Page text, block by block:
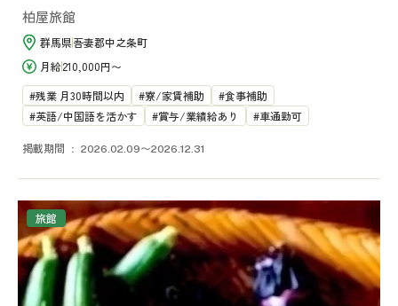
柏屋旅館
群馬県吾妻郡中之条町
月給210,000円〜
残業 月30時間以内
寮/家賃補助
食事補助
英語/中国語を活かす
賞与/業績給あり 車通勤可
掲載期間 2026.02.09〜2026.12.31
旅館